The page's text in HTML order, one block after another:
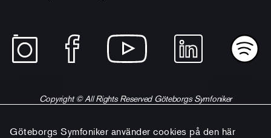
Göteborgs Symfoniker använder cookies på den här
Copyright © All Rights Reserved Göteborgs Symfoniker